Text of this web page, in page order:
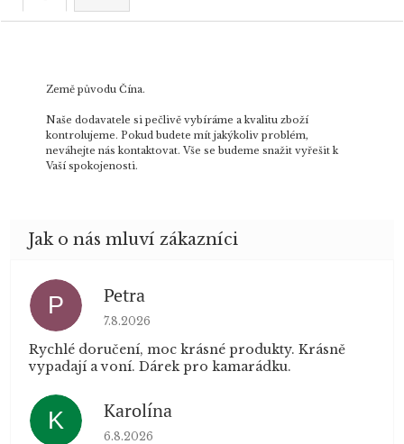
Země původu Čína.
Naše dodavatele si pečlivě vybíráme a kvalitu zboží
kontrolujeme. Pokud budete mít jakýkoliv problém,
neváhejte nás kontaktovat. Vše se budeme snažit vyřešit k
Vaší spokojenosti.
P Petra
Hodnocení obchodu je 5 z 5 hvězdiček.
7.8.2026
Rychlé doručení, moc krásné produkty. Krásně
vypadají a voní. Dárek pro kamarádku.
K Karolína
Hodnocení obchodu je 5 z 5 hvězdiček.
6.8.2026